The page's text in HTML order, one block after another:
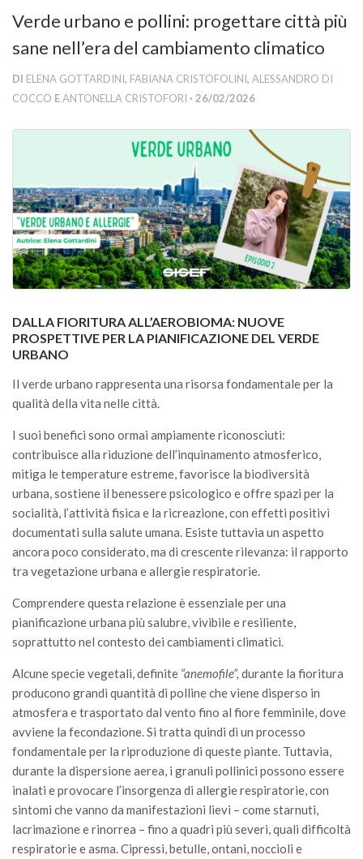
Versamento Quote di Iscrizione
Gruppi di Lavoro
GdL Inquinamento e Foreste
GdL Biodiversità Forestale
GdL Arboricoltura da Legno e Agroselvicoltura
GdL Modellistica Forestale
GdL Selvicoltura
GdL Ecologia del Suolo
GdL Pianificazione Forestale
GdL Filiera del legno
GdL Gestione Incendi Boschivi
GdL Verde Urbano
GdL Foreste, Mitigazione, Adattamento
GdL Infrastrutture, Risorse, Innovazione
GdL Boschi Vetusti
GdL “TreeTalkers”
GdL Boschi Cedui
News
Post Recenti
Ricevi la SISEF Newsletter
Borse di Studio
Call for Papers
Comunicati
Congressi
Convegni
Corsi di Aggiornamento
Verde urbano e pollini: progettare città più
sane nell’era del cambiamento climatico
DI ELENA GOTTARDINI, FABIANA CRISTOFOLINI, ALESSANDRO DI
COCCO EANTONELLA CRISTOFORI · 26/02/2026
DALLA FIORITURA ALL’AEROBIOMA: NUOVE
PROSPETTIVE PER LA PIANIFICAZIONE DEL VERDE
URBANO
Il verde urbano rappresenta una risorsa fondamentale per la
qualità della vita nelle città.
I suoi benefici sono ormai ampiamente riconosciuti:
contribuisce alla riduzione dell’inquinamento atmosferico,
mitiga le temperature estreme, favorisce la biodiversità
urbana, sostiene il benessere psicologico e offre spazi per la
socialità, l’attività fisica e la ricreazione, con effetti positivi
documentati sulla salute umana. Esiste tuttavia un aspetto
ancora poco considerato, ma di crescente rilevanza: il rapporto
tra vegetazione urbana e allergie respiratorie.
Comprendere questa relazione è essenziale per una
pianificazione urbana più salubre, vivibile e resiliente,
soprattutto nel contesto dei cambiamenti climatici.
Alcune specie vegetali, definite “anemofile”, durante la fioritura
producono grandi quantità di polline che viene disperso in
atmosfera e trasportato dal vento fino al fiore femminile, dove
avviene la fecondazione. Si tratta quindi di un processo
fondamentale per la riproduzione di queste piante. Tuttavia,
durante la dispersione aerea, i granuli pollinici possono essere
inalati e provocare l’insorgenza di allergie respiratorie, con
sintomi che vanno da manifestazioni lievi – come starnuti,
lacrimazione e rinorrea – fino a quadri più severi, quali difficoltà
respiratorie e asma. Cipressi, betulle, ontani, noccioli e